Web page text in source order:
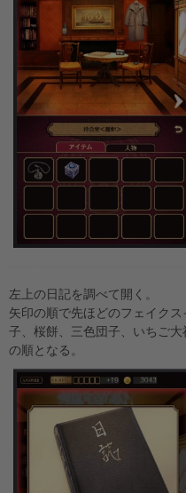
左上の日記を調べて開く。
矢印の順で先ほどのフェイク
子、桜餅、三色団子、いちご大
の順となる。